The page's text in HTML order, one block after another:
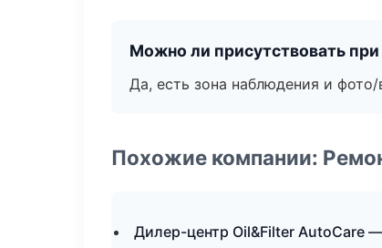
Можно ли присутствовать
Да, есть зона наблюдения и
Похожие компании:
Дилер-центр Oil&Filter AutoCare